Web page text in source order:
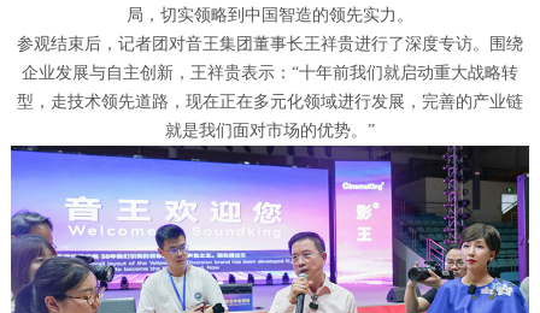
局，切实领略到中国智造的领先实力。
参观结束后，记者团对音王集团董事长王祥贵进行了深度专访。围绕
企业发展与自主创新，王祥贵表示：“十年前我们就启动重大战略转
型，走技术领先道路，现在正在多元化领域进行发展，完善的产业链
就是我们面对市场的优势。”